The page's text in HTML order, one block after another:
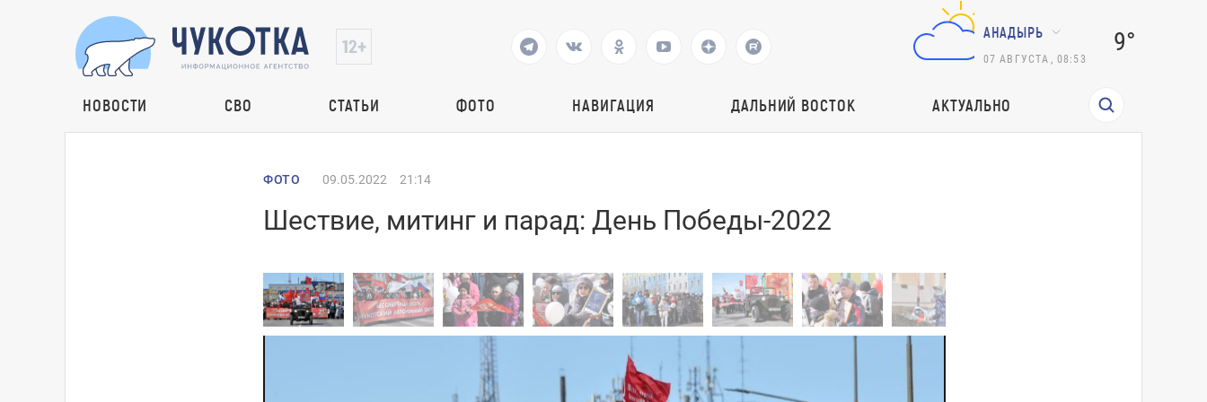
АНАДЫРЬ
07 АВГУСТА 08:53
9°
НОВОСТИ СВО СТАТЬИ ФОТО НАВИГАЦИЯ ДАЛЬНИЙ ВОСТОК АКТУАЛЬНО
ФОТО 09.05.2022 21:14
Шествие, митинг и парад: День Победы-2022